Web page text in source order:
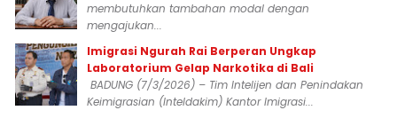
membutuhkan tambahan modal dengan
mengajukan...
Imigrasi Ngurah Rai Berperan Ungkap
Laboratorium Gelap Narkotika di Bali
BADUNG (7/3/2026) – Tim Intelijen dan Penindakan
Keimigrasian (Inteldakim) Kantor Imigrasi...